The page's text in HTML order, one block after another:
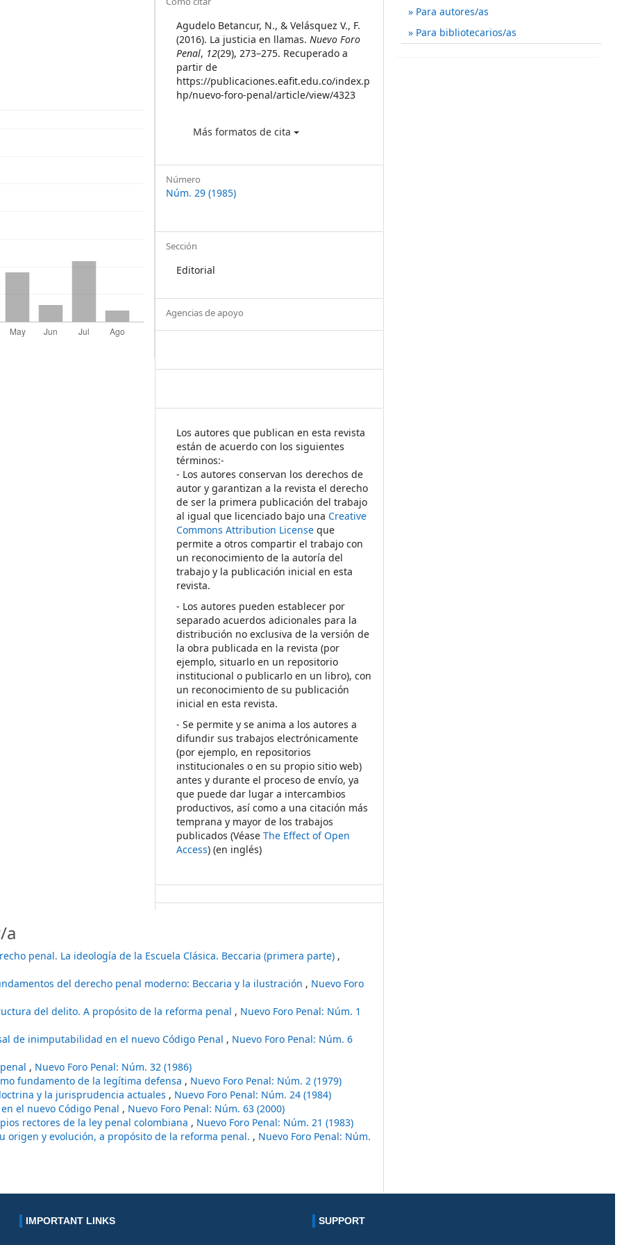
Details
Agudelo Betancur, N., & Velásquez V., F.
(2016). La justicia en llamas.Nuevo Foro
Penal, 12(29), 273–275. Recuperado a
partir de
https://publicaciones.eafit.edu.co/index.p
hp/nuevo-foro-penal/article/view/4323
Más formatos de cita
Número
Núm. 29 (1985)
Sección
Editorial
Agencias de apoyo
Los autores que publican en esta revista
están de acuerdo con los siguientes
términos:-
- Los autores conservan los derechos de
autor y garantizan a la revista el derecho
de ser la primera publicación del trabajo
al igual que licenciado bajo unaCreative
Commons Attribution License que
permite a otros compartir el trabajo con
un reconocimiento de la autoría del
trabajo y la publicación inicial en esta
revista.
- Los autores pueden establecer por
separado acuerdos adicionales para la
distribución no exclusiva de la versión de
la obra publicada en la revista (por
ejemplo, situarlo en un repositorio
institucional o publicarlo en un libro), con
un reconocimiento de su publicación
inicial en esta revista.
- Se permite y se anima a los autores a
difundir sus trabajos electrónicamente
(por ejemplo, en repositorios
institucionales o en su propio sitio web)
antes y durante el proceso de envío, ya
que puede dar lugar a intercambios
productivos, así como a una citación más
temprana y mayor de los trabajos
publicados (VéaseThe Effect of Open
Access) (en inglés)
a
penal. La ideología de la Escuela Clásica. Beccaria (primera parte) ,
del derecho penal moderno: Beccaria y la ilustración , Nuevo Foro
del delito. A propósito de la reforma penal , Nuevo Foro Penal: Núm. 1
de inimputabilidad en el nuevo Código Penal , Nuevo Foro Penal: Núm. 6
, Nuevo Foro Penal: Núm. 32 (1986)
fundamento de la legítima defensa , Nuevo Foro Penal: Núm. 2 (1979)
y la jurisprudencia actuales , Nuevo Foro Penal: Núm. 24 (1984)
el nuevo Código Penal , Nuevo Foro Penal: Núm. 63 (2000)
rectores de la ley penal colombiana , Nuevo Foro Penal: Núm. 21 (1983)
origen y evolución, a propósito de la reforma penal. , Nuevo Foro Penal: Núm.
Para autores/as
Para bibliotecarios/as
IMPORTANT LINKS SUPPORT